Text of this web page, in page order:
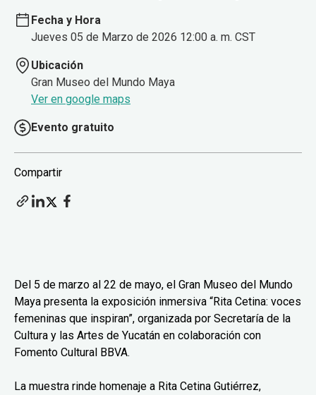
Fecha y Hora
Jueves 05 de Marzo de 2026 12:00 a. m. CST
Ubicación
Gran Museo del Mundo Maya
Ver en google maps
Evento gratuito
Compartir
Del 5 de marzo al 22 de mayo, el Gran Museo del Mundo
Maya presenta la exposición inmersiva “Rita Cetina: voces
femeninas que inspiran”, organizada por Secretaría de la
Cultura y las Artes de Yucatán en colaboración con
Fomento Cultural BBVA.
La muestra rinde homenaje a Rita Cetina Gutiérrez,